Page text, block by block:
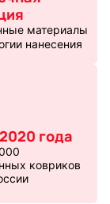
материалы
нанесения
года
ковриков